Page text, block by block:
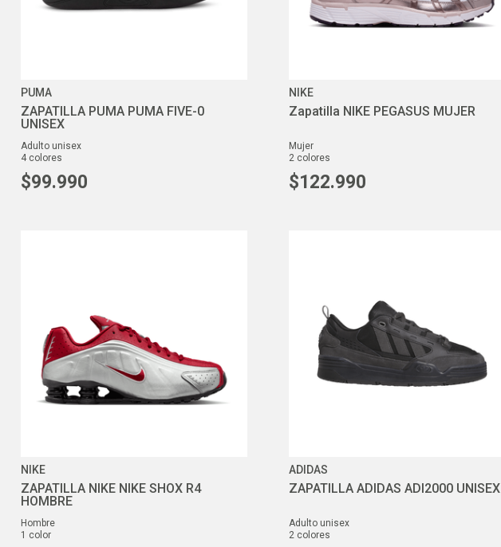
PUMA
ZAPATILLA PUMA PUMA FIVE-0
UNISEX
adulto unisex
4 colores
$99.990
NIKE
Zapatilla NIKE PEGASUS MUJER
mujer
2 colores
$122.990
NIKE
ZAPATILLA NIKE NIKE SHOX R4
HOMBRE
hombre
1 color
ADIDAS
ZAPATILLA ADIDAS ADI2000 UNISEX
adulto unisex
2 colores